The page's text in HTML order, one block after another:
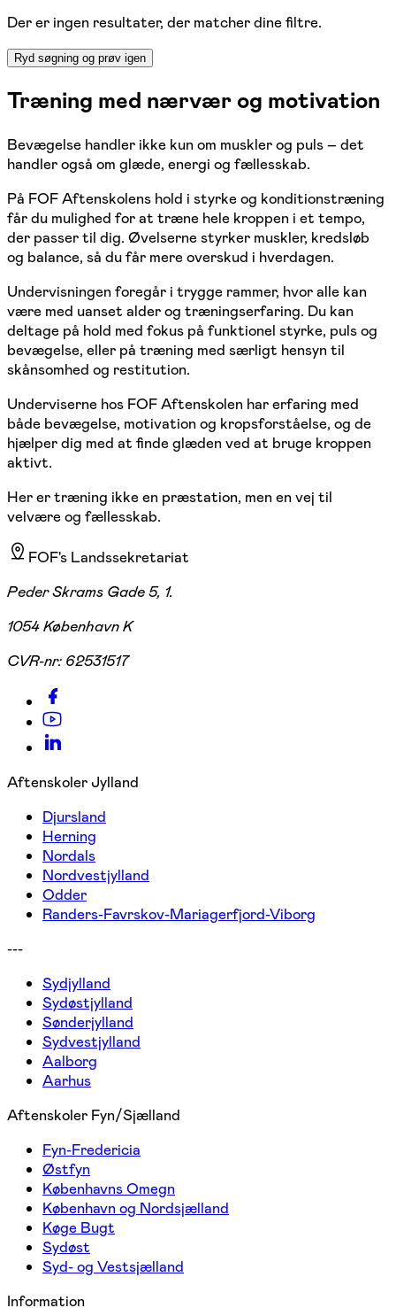
Der er ingen resultater, der matcher dine filtre.
Ryd søgning og prøv igen
Træning med nærvær og motivation
Bevægelse handler ikke kun om muskler og puls – det
handler også om glæde, energi og fællesskab.
På FOF Aftenskolens hold i styrke og konditionstræning
får du mulighed for at træne hele kroppen i et tempo,
der passer til dig. Øvelserne styrker muskler, kredsløb
og balance, så du får mere overskud i hverdagen.
Undervisningen foregår i trygge rammer, hvor alle kan
være med uanset alder og træningserfaring. Du kan
deltage på hold med fokus på funktionel styrke, puls og
bevægelse, eller på træning med særligt hensyn til
skånsomhed og restitution.
Underviserne hos FOF Aftenskolen har erfaring med
både bevægelse, motivation og kropsforståelse, og de
hjælper dig med at finde glæden ved at bruge kroppen
aktivt.
Her er træning ikke en præstation, men en vej til
velvære og fællesskab.
FOF's Landssekretariat
Peder Skrams Gade 5, 1.
1054 København K
CVR-nr: 62531517
Aftenskoler Jylland
Djursland
Herning
Nordals
Nordvestjylland
Odder
Randers-Favrskov-Mariagerfjord-Viborg
---
Sydjylland
Sydøstjylland
Sønderjylland
Sydvestjylland
Aalborg
Aarhus
Aftenskoler Fyn/Sjælland
Fyn-Fredericia
Østfyn
Københavns Omegn
København og Nordsjælland
Køge Bugt
Sydøst
Syd- og Vestsjælland
Information